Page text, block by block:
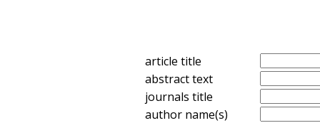
article title
abstract text
journals title
author name(s)